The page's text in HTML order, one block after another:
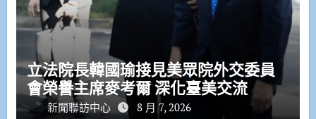
立法院長韓國瑜接見美眾院外交委員
會榮譽主席麥考爾 深化臺美交流
新聞聯訪中心 8 月 7, 2026